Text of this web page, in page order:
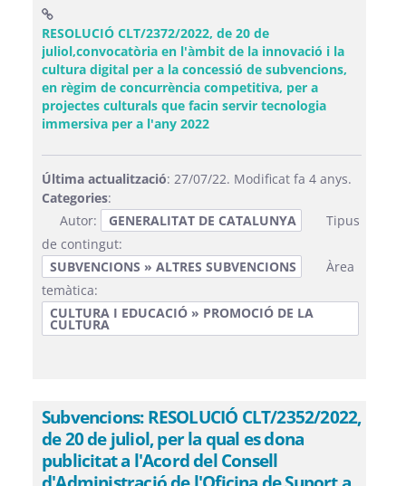
RESOLUCIÓ CLT/2372/2022, de 20 de
juliol,convocatòria en l'àmbit de la innovació i la
cultura digital per a la concessió de subvencions,
en règim de concurrència competitiva, per a
projectes culturals que facin servir tecnologia
immersiva per a l'any 2022(Obre una finestra nova)
Última actualització: 27/07/22. Modificat fa 4 anys.
Categories:
Autor:
GENERALITAT DE CATALUNYA
Tipus
de contingut:
SUBVENCIONS » ALTRES SUBVENCIONS
Àrea
temàtica:
CULTURA I EDUCACIÓ » PROMOCIÓ DE LA
CULTURA
Subvencions: RESOLUCIÓ CLT/2352/2022,
de 20 de juliol, per la qual es dona
publicitat a l'Acord del Consell